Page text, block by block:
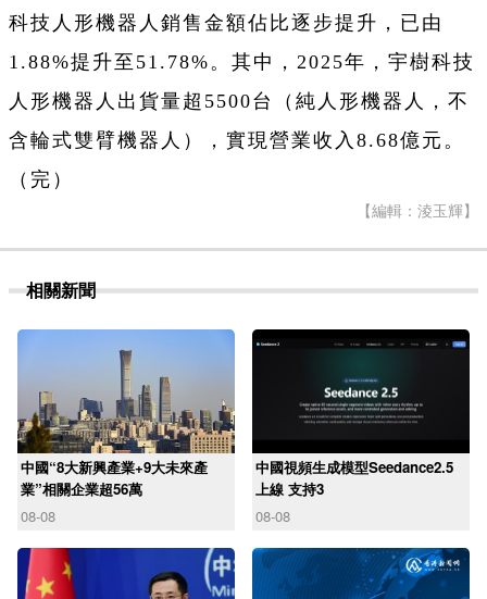
科技人形機器人銷售金額佔比逐步提升，已由
1.88%提升至51.78%。其中，2025年，宇樹科技
人形機器人出貨量超5500台（純人形機器人，不
含輪式雙臂機器人），實現營業收入8.68億元。
（完）
【編輯：淩玉輝】
相關新聞
中國“8大新興產業+9大未來產
業”相關企業超56萬
08-08
中國視頻生成模型Seedance2.5
上線 支持3
08-08